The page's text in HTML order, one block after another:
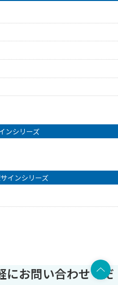
ンシリーズ
インシリーズ
にお問い合わせくだ